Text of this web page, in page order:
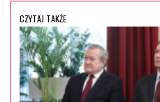
CZYTAJ TAKŻE